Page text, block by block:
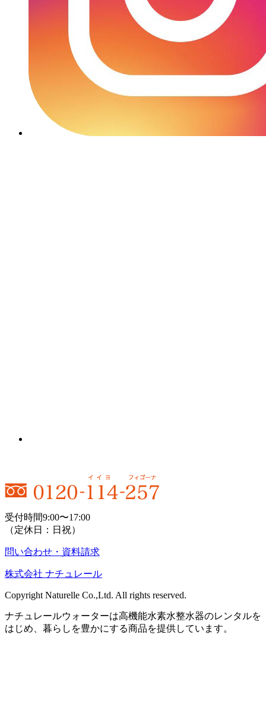
受付時間9:00〜17:00
（定休日：日祝）
問い合わせ・資料請求
株式会社 ナチュレール
Copyright Naturelle Co.,Ltd. All rights reserved.
ナチュレールウォーターは高機能水素水整水器のレンタルを
はじめ、暮らしを豊かにする商品を提供しています。